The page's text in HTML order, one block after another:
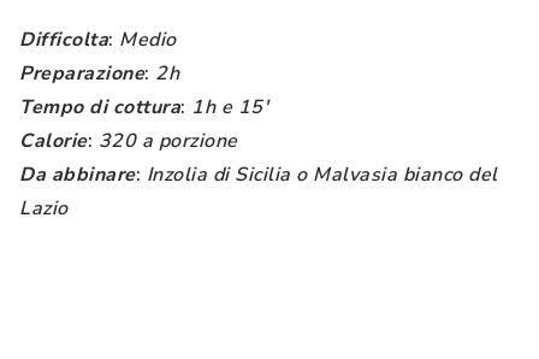
Difficolta: Medio
Preparazione: 2h
Tempo di cottura: 1h e 15'
Calorie: 320 a porzione
Da abbinare: Inzolia di Sicilia o Malvasia bianco del
Lazio